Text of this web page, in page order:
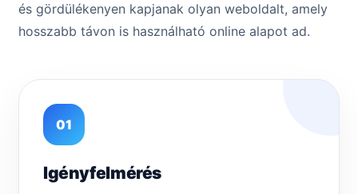
és gördülékenyen kapjanak olyan weboldalt, amely
hosszabb távon is használható online alapot ad.
01
Igényfelmérés